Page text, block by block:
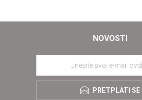
NOVOSTI
PRETPLATI SE